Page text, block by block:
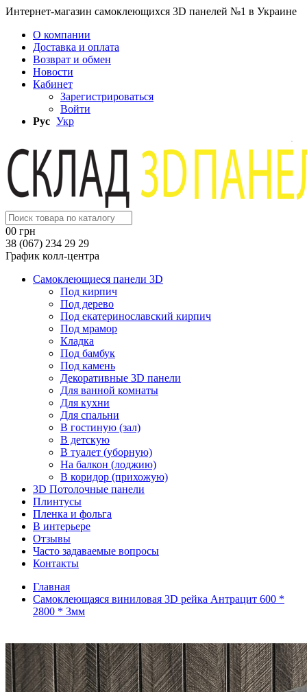
Интернет-магазин самоклеющихся 3D панелей №1 в Украине
О компании
Доставка и оплата
Возврат и обмен
Новости
Кабинет
Зарегистрироваться
Войти
Рус Укр
00 грн
38 (067) 234 29 29
График колл-центра
Самоклеющиеся панели 3D
Под кирпич
Под дерево
Под екатеринославский кирпич
Под мрамор
Кладка
Под бамбук
Под камень
Декоративные 3D панели
Для ванной комнаты
Для кухни
Для спальни
В гостиную (зал)
В детскую
В туалет (уборную)
На балкон (лоджию)
В коридор (прихожую)
3D Потолочные панели
Плинтусы
Пленка и фольга
В интерьере
Отзывы
Часто задаваемые вопросы
Контакты
Главная
Самоклеющаяся виниловая 3D рейка Антрацит 600 *
2800 * 3мм